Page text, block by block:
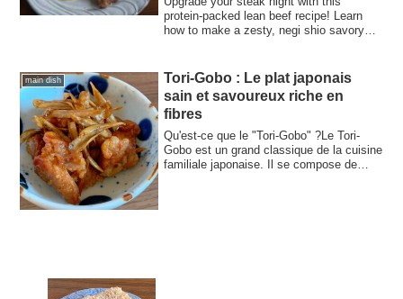
protein-packed lean beef recipe! Learn
how to make a zesty, negi shio savory
ultimate recovery meal for fitness
enthusiasts. No guilt, just pure
satisfaction.
main dish
Tori-Gobo : Le plat japonais
sain et savoureux riche en
fibres
Qu'est-ce que le "Tori-Gobo" ?Le Tori-
Gobo est un grand classique de la cuisine
familiale japonaise. Il se compose de